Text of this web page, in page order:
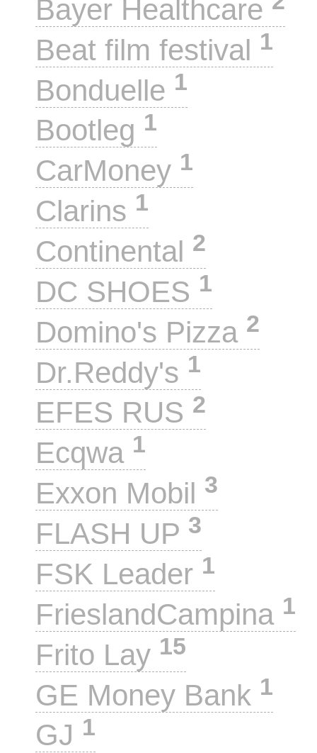
Bayer Healthcare
Beat film festival 1
Bonduelle 1
Bootleg 1
CarMoney 1
Clarins 1
Continental 2
DC SHOES 1
Domino's Pizza 2
Dr.Reddy's 1
EFES RUS 2
Ecqwa 1
Exxon Mobil 3
FLASH UP 3
FSK Leader 1
FrieslandCampina 1
Frito Lay 15
GE Money Bank 1
GJ 1